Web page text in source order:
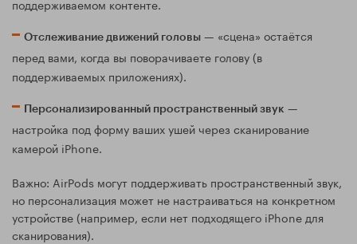
поддерживаемом контенте.
Отслеживание движений головы — «сцена» остаётся
перед вами, когда вы поворачиваете голову (в
поддерживаемых приложениях).
Персонализированный пространственный звук —
настройка под форму ваших ушей через сканирование
камерой iPhone.
Важно: AirPods могут поддерживать пространственный звук,
но персонализация может не настраиваться на конкретном
устройстве (например, если нет подходящего iPhone для
сканирования).